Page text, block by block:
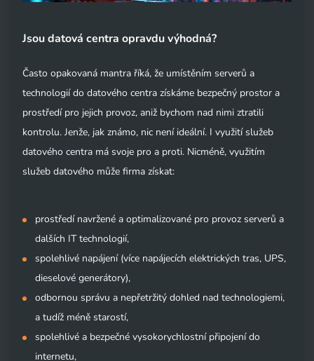
Jsou datová centra opravdu výhodná?
Často opakovaná mantra říká, že umístěním serverů a
technologií do datového centra získáme bezpečný prostor a
prostředí pro jejich provoz, aniž bychom nad nimi ztratili
kontrolu. Jenže, jak známo, nic není ideální. I využití služeb
datového centra má svoje pro a proti. Nicméně, využitím
služeb datového může firma získat:
prostředí navržené a optimalizované pro provoz serverů a
dalších IT technologií,
spolehlivé napájení (více napájecích elektrických tras, UPS,
dieselové generátory),
odbornou správu a nepřetržitý dohled nad technologiemi,
a tudíž méně starostí,
spolehlivé a bezpečné vysokorychlostní připojení do
internetu,